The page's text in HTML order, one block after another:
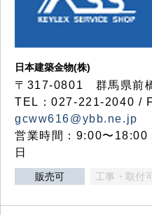
日本建築金物(株)
〒317‐0801 群馬県前
TEL：027-221-2040 /
gcww616@ybb.ne.jp
営業時間：9:00〜18:00
日
販売可 工事・取付